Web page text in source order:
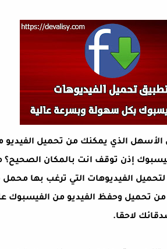
الأسهل الذي يمكنك من تحميل
إذن توقف انت بالمكان الصحيح؟
الفيديوهات التي ترغب بها محمل
تحميل وحفظ الفيديو من الفيسبوك
لاحقا.